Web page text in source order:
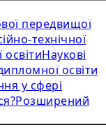
передвищої
технічної
Наукові
освіти
у сфері
Розширений